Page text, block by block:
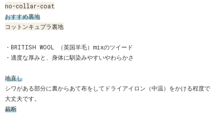
no-collar-coat
おすすめ裏地
コットンキュプラ裏地
・BRITISH WOOL （英国羊毛）mixのツイード
・適度な厚みと、身体に馴染みやすいやわらかさ
地直し
シワがある部分に裏からあて布をしてドライアイロン（中温）をかける程度で
大丈夫です。
裁断